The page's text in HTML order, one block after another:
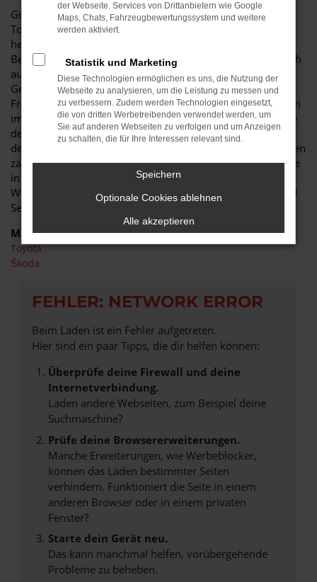
Günstige Mobilität in Senftenberg kann so einfach sein. Ein
Toyota Proace Gebrauchtwagen besticht durch seine
herausragende Qualität und erweist sich als jahrelanger
Begleiter. Sowohl im Stadtverkehr von Senftenberg als auch
auf Landstraße und Autobahn ist der Toyota Proace
Gebrauchtwagen eine perfekte Lösung und wird Ihnen viel
Freude bereiten. Unser Autohaus ist seit mehr als 30 Jahren
im Geschäft. Wir sind nicht nur Experten für Fahrzeuge wie
den Toyota Proace Gebrauchtwagen, sondern auch tief in
der Region Senftenberg verankert. In unserem Unternehmen
zählen noch Werte wie Vertrauen und Kundennähe, was Sie
in jeder Beratung im positivsten Sinne erfahren. Des
Weiteren zeichnen wir uns durch ein breites Fahrzeug- und
Serviceangebot und günstige Preise
Marken
Toyota
Škoda
FEHLER: NETWORK ERROR
Beim Laden ist ein Fehler aufgetreten.
Hier sind ein paar Tipps, die dir helfen können:
Überprüfe deine Firewall und deine
Internetverbindung.
Laden andere Webseiten, zum Beispiel deine
Suchmaschine?
Prüfe deine Browsererweiterungen.
Manche Erweiterungen, wie Werbeblocker,
können das Laden bestimmter Seiten
verhindern. Funktioniert die Seite in einem
anderen Browser oder in einem privaten
Fenster?
Starte dein Gerät neu.
Das kann manchmal helfen, vorübergehende
Probleme zu beheben.
der Webseite. Services von Drittanbietern wie Google
Maps, Chats, Fahrzeugbewertungssystem und weitere
werden aktiviert.
Statistik und Marketing
Diese Technologien ermöglichen es uns, die Nutzung der
Webseite zu analysieren, um die Leistung zu messen und
zu verbessern. Zudem werden Technologien eingesetzt,
die von dritten Werbetreibenden verwendet werden, um
Sie auf anderen Webseiten zu verfolgen und um Anzeigen
zu schalten, die für Ihre Interessen relevant sind.
Speichern
Optionale Cookies ablehnen
Alle akzeptieren